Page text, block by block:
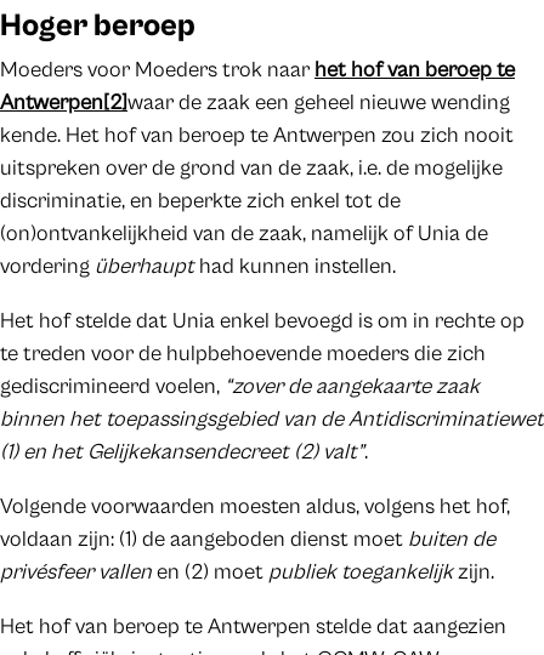
Hoger beroep
Moeders voor Moeders trok naar het hof van beroep te
Antwerpen[2]waar de zaak een geheel nieuwe wending
kende. Het hof van beroep te Antwerpen zou zich nooit
uitspreken over de grond van de zaak, i.e. de mogelijke
discriminatie, en beperkte zich enkel tot de
(on)ontvankelijkheid van de zaak, namelijk of Unia de
vordering überhaupthad kunnen instellen.
Het hof stelde dat Unia enkel bevoegd is om in rechte op
te treden voor de hulpbehoevende moeders die zich
gediscrimineerd voelen, “zover de aangekaarte zaak
binnen het toepassingsgebied van de Antidiscriminatiewet
(1) en het Gelijkekansendecreet (2) valt”.
Volgende voorwaarden moesten aldus, volgens het hof,
voldaan zijn: (1) de aangeboden dienst moet buiten de
privésfeer vallenen (2) moet publiek toegankelijkzijn.
Het hof van beroep te Antwerpen stelde dat aangezien